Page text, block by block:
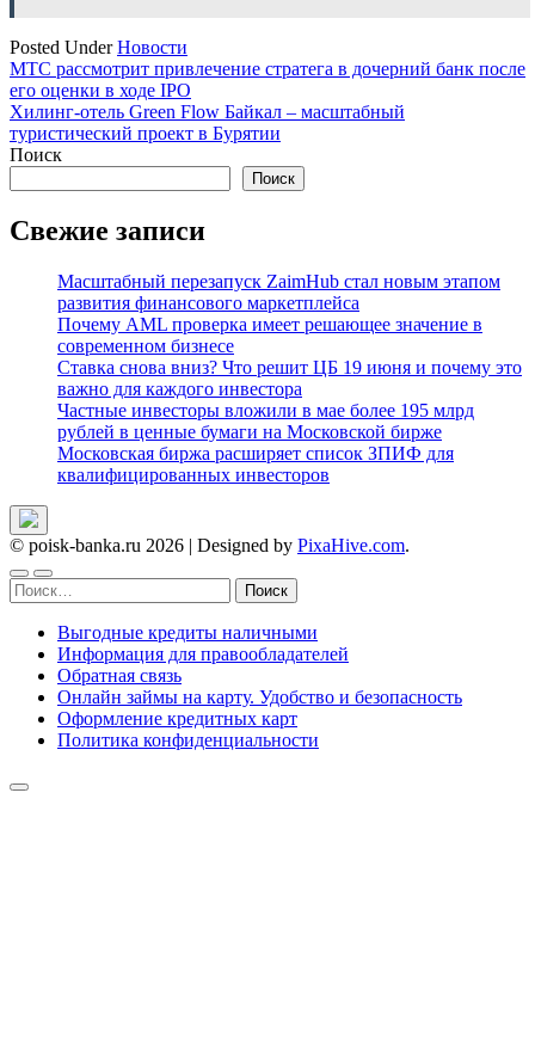
Posted UnderНовости
Навигация
по
записям
МТС рассмотрит привлечение стратега в дочерний банк после
его оценки в ходе IPO
Хилинг-отель Green Flow Байкал – масштабный
туристический проект в Бурятии
Поиск
Поиск
Свежие записи
Масштабный перезапуск ZaimHub стал новым этапом
развития финансового маркетплейса
Почему AML проверка имеет решающее значение в
современном бизнесе
Ставка снова вниз? Что решит ЦБ 19 июня и почему это
важно для каждого инвестора
Частные инвесторы вложили в мае более 195 млрд
рублей в ценные бумаги на Московской бирже
Московская биржа расширяет список ЗПИФ для
квалифицированных инвесторов
© poisk-banka.ru 2026 | Designed by PixaHive.com.
Найти:
Выгодные кредиты наличными
Информация для правообладателей
Обратная связь
Онлайн займы на карту. Удобство и безопасность
Оформление кредитных карт
Политика конфиденциальности